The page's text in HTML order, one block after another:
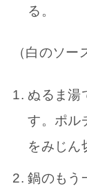
る。
（白のソー
ぬるま湯
す。ポル
をみじん
鍋のもう